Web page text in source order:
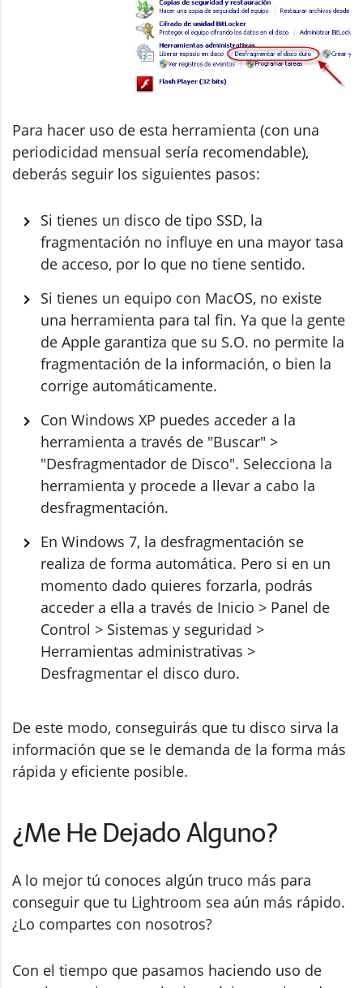
Para hacer uso de esta herramienta (con una
periodicidad mensual sería recomendable),
deberás seguir los siguientes pasos:
Si tienes un disco de tipo SSD, la
fragmentación no influye en una mayor tasa
de acceso, por lo que no tiene sentido.
Si tienes un equipo con MacOS, no existe
una herramienta para tal fin. Ya que la gente
de Apple garantiza que su S.O. no permite la
fragmentación de la información, o bien la
corrige automáticamente.
Con Windows XP puedes acceder a la
herramienta a través de "Buscar" >
"Desfragmentador de Disco". Selecciona la
herramienta y procede a llevar a cabo la
desfragmentación.
En Windows 7, la desfragmentación se
realiza de forma automática. Pero si en un
momento dado quieres forzarla, podrás
acceder a ella a través de Inicio > Panel de
Control > Sistemas y seguridad >
Herramientas administrativas >
Desfragmentar el disco duro.
De este modo, conseguirás que tu disco sirva la
información que se le demanda de la forma más
rápida y eficiente posible.
¿Me He Dejado Alguno?
A lo mejor tú conoces algún truco más para
conseguir que tu Lightroom sea aún más rápido.
¿Lo compartes con nosotros?
Con el tiempo que pasamos haciendo uso de